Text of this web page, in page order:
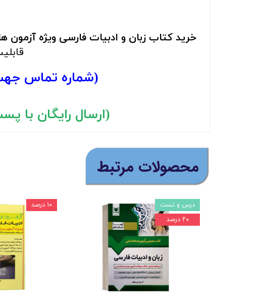
خرید کتاب زبان و ادبیات فارسی ویژه آزمون
(شماره تماس
(ارسال رایگان با پست
​محصولات مرتبط
درس و تست
۲۰ درصد
۱۰ درصد